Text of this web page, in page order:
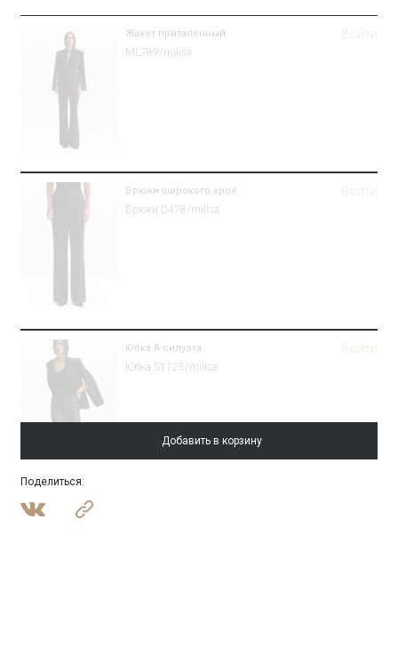
Жакет приталенный
ML789/milisa
Войти
Брюки широкого кроя
Брюки D478/milisa
Войти
Юбка А-силуэта
Юбка S1125/milisa
Войти
Добавить в корзину
Поделиться: